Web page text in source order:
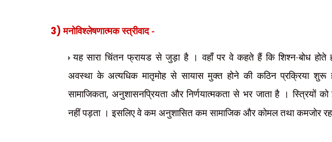
3)मनोविश्लेषणात्मक स्त्रीवाद -
यह सारा चिंतन फ्रायड से जुड़ा है । वहाँ पर वे कहते हैं कि शिश्न-बोध होते
अवस्था के अत्यधिक मातृमोह से सायास मुक्त होने की कठिन प्रक्रिया
सामाजिकता, अनुशासनप्रियता और निर्णयात्मकता से भर जाता है । स्त्रियों
नहीं पड़ता । इसलिए वे कम अनुशासित कम सामाजिक और कोमल तथा कमजोर रह